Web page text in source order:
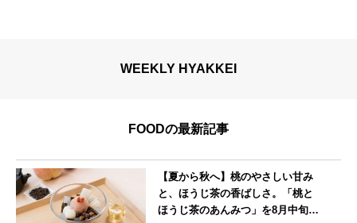
WEEKLY HYAKKEI
FOODの最新記事
【夏から秋へ】桃のやさしい甘み
と、ほうじ茶の香ばしさ。「桃と
ほうじ茶のあんみつ」を8月中旬よ